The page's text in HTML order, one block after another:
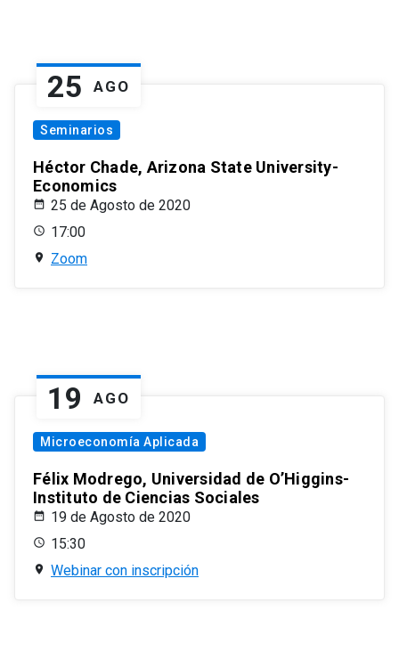
25 AGO
Seminarios
Héctor Chade, Arizona State University-
Economics
25 de Agosto de 2020
17:00
Zoom
19 AGO
Microeconomía Aplicada
Félix Modrego, Universidad de O’Higgins-
Instituto de Ciencias Sociales
19 de Agosto de 2020
15:30
Webinar con inscripción